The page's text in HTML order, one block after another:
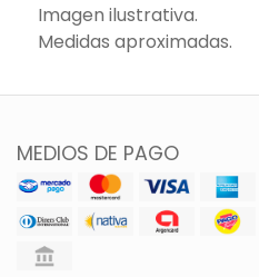
Imagen ilustrativa.
Medidas aproximadas.
MEDIOS DE PAGO